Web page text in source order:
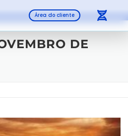
Área do cliente
DE